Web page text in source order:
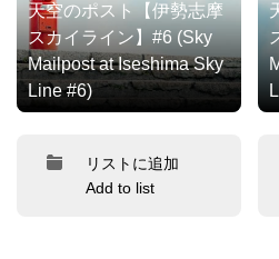
天空のポスト【伊勢志摩
スカイライン】#6 (Sky
Mailpost at Iseshima Sky
Line #6)
リストに追加
Add to list